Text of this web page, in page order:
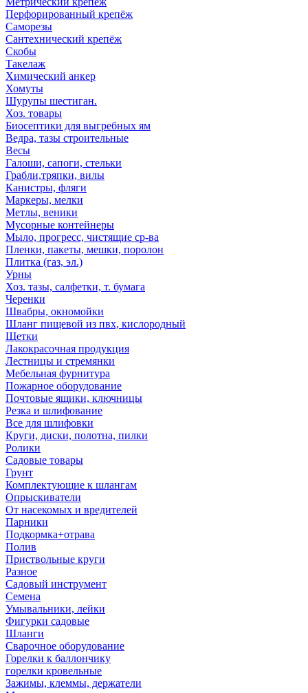
Перфорированный крепёж
Саморезы
Сантехнический крепёж
Скобы
Такелаж
Химический анкер
Хомуты
Шурупы шестиган.
Хоз. товары
Биосептики для выгребных ям
Ведра, тазы строительные
Весы
Галоши, сапоги, стельки
Грабли,тряпки, вилы
Канистры, фляги
Маркеры, мелки
Метлы, веники
Мусорные контейнеры
Мыло, прогресс, чистящие ср-ва
Пленки, пакеты, мешки, поролон
Плитка (газ, эл.)
Урны
Хоз. тазы, салфетки, т. бумага
Черенки
Швабры, окномойки
Шланг пищевой из пвх, кислородный
Щетки
Лакокрасочная продукция
Лестницы и стремянки
Мебельная фурнитура
Пожарное оборудование
Почтовые ящики, ключницы
Резка и шлифование
Все для шлифовки
Круги, диски, полотна, пилки
Ролики
Садовые товары
Грунт
Комплектующие к шлангам
Опрыскиватели
От насекомых и вредителей
Парники
Подкормка+отрава
Полив
Приствольные круги
Разное
Садовый инструмент
Семена
Умывальники, лейки
Фигурки садовые
Шланги
Сварочное оборудование
Горелки к баллончику
горелки кровельные
Зажимы, клеммы, держатели